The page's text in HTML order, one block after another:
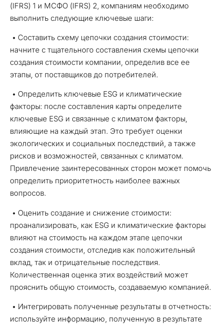
(IFRS) 1 и МСФО (IFRS) 2, компаниям необходимо
выполнить следующие ключевые шаги:
• Составить схему цепочки создания стоимости:
начните с тщательного составления схемы цепочки
создания стоимости компании, определив все ее
этапы, от поставщиков до потребителей.
• Определить ключевые ESG и климатические
факторы: после составления карты определите
ключевые ESG и связанные с климатом факторы,
влияющие на каждый этап. Это требует оценки
экологических и социальных последствий, а также
рисков и возможностей, связанных с климатом.
Привлечение заинтересованных сторон может помочь
определить приоритетность наиболее важных
вопросов.
• Оценить создание и снижение стоимости:
проанализировать, как ESG и климатические факторы
влияют на стоимость на каждом этапе цепочки
создания стоимости, отследив как положительный
вклад, так и отрицательные последствия.
Количественная оценка этих воздействий может
прояснить общую стоимость, создаваемую компанией.
• Интегрировать полученные результаты в отчетность:
используйте информацию, полученную в результате